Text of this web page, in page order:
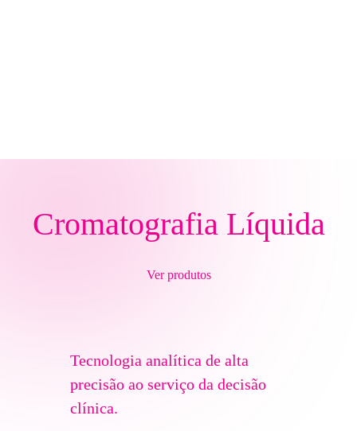
Cromatografia Líquida
Ver produtos
Tecnologia analítica de alta
precisão ao serviço da decisão
clínica.